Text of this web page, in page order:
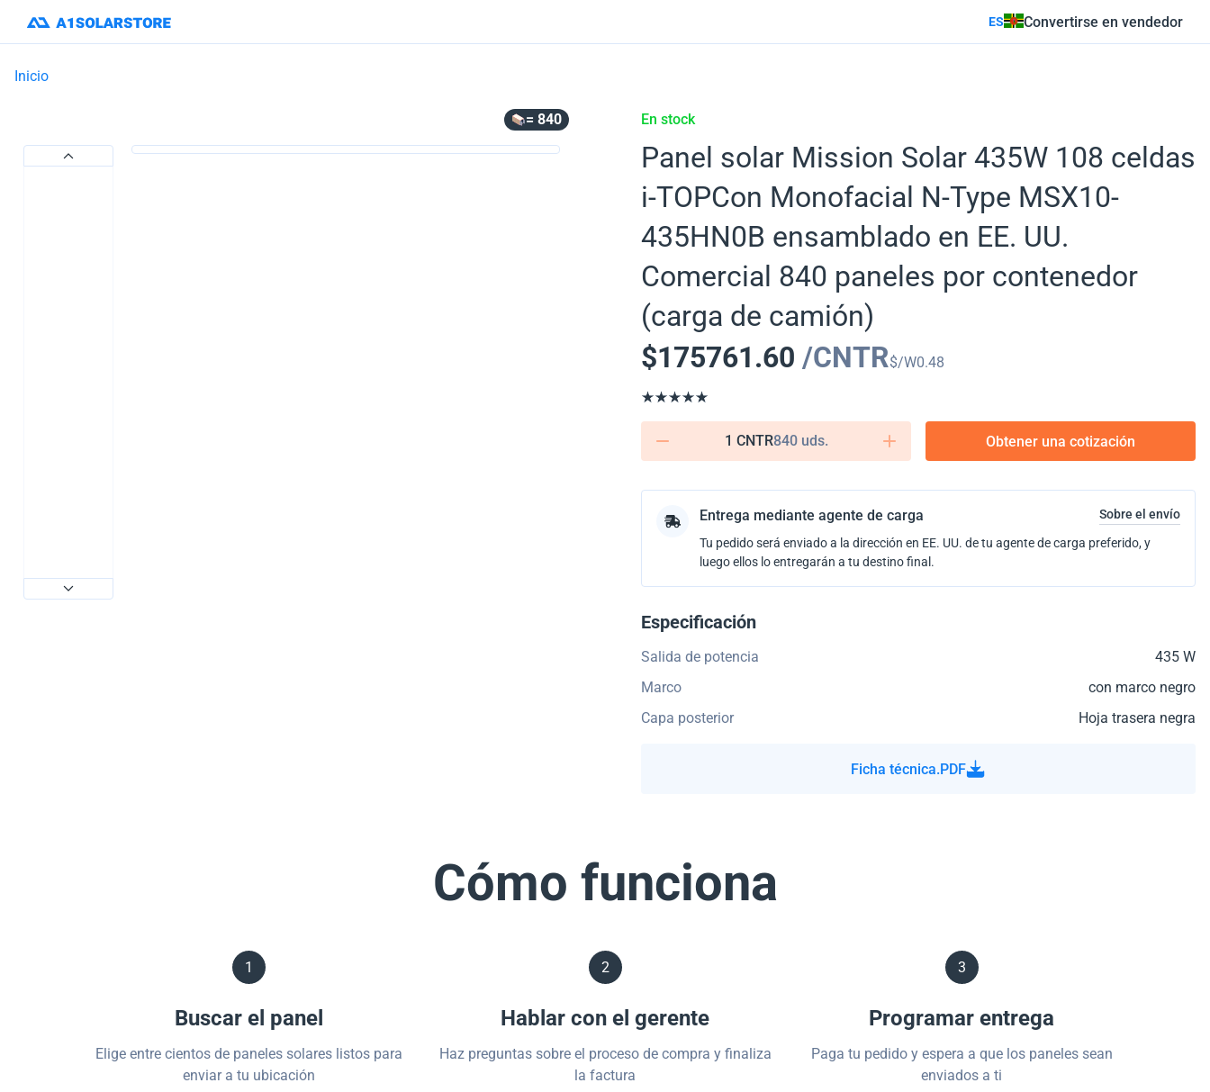
ES Convertirse en vendedor
Inicio
= 840 En stock
Panel solar Mission Solar 435W 108 celdas
i-TOPCon Monofacial N-Type MSX10-
435HN0B ensamblado en EE. UU.
Comercial 840 paneles por contenedor
(carga de camión)
$175761.60 /CNTR$/W0.48
1 CNTR840 uds. Obtener una cotización
Entrega mediante agente de carga
Sobre el envío
Tu pedido será enviado a la dirección en EE. UU. de tu agente de carga preferido, y
luego ellos lo entregarán a tu destino final.
Especificación
Salida de potencia
435 W
Marco
con marco negro
Capa posterior
Hoja trasera negra
Ficha técnica.PDF
Cómo funciona
1
Buscar el panel
Elige entre cientos de paneles solares listos para
enviar a tu ubicación
2
Hablar con el gerente
Haz preguntas sobre el proceso de compra y finaliza
la factura
3
Programar entrega
Paga tu pedido y espera a que los paneles sean
enviados a ti